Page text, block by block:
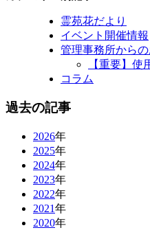
霊苑花だより
イベント開催情報
管理事務所から
【重要】使
コラム
過去の記事
2026年
2025年
2024年
2023年
2022年
2021年
2020年